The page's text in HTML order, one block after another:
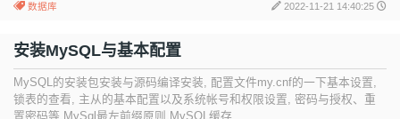
数据库 2022-11-21 14:40:25
安装MySQL与基本配置
MySQL的安装包安装与源码编译安装, 配置文件my.cnf的一下基本设置,
锁表的查看, 主从的基本配置以及系统帐号和权限设置, 密码与授权、重
置密码等.MySql最左前缀原则,MySQL缓存